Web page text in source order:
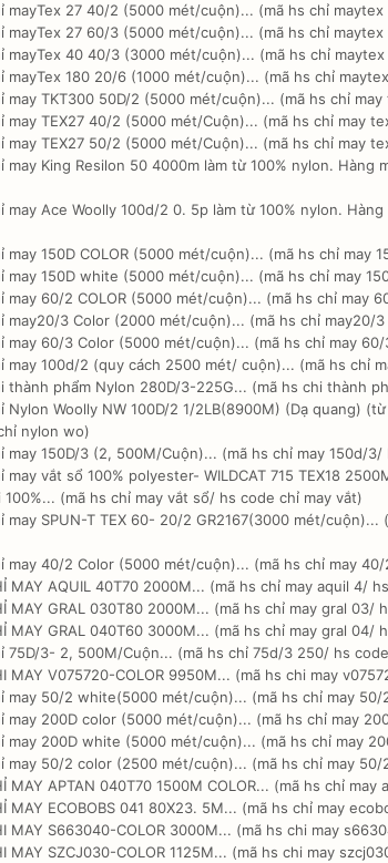
mayTex 27 40/2 (5000 mét/cuộn)... (mã hs chỉ
mayTex 27 60/3 (5000 mét/cuộn)... (mã hs chỉ
mayTex 40 40/3 (3000 mét/cuộn)... (mã hs chỉ
mayTex 180 20/6 (1000 mét/cuộn)... (mã hs chỉ
may TKT300 50D/2 (5000 mét/cuộn)... (mã hs chỉ
may TEX27 40/2 (5000 mét/Cuộn)... (mã hs chỉ may
may TEX27 50/2 (5000 mét/Cuộn)... (mã hs chỉ may
may King Resilon 50 4000m làm từ 100% nylon. Hàng
may Ace Woolly 100d/2 0. 5p làm từ 100% nylon.
may 150D COLOR (5000 mét/cuộn)... (mã hs chỉ may
may 150D white (5000 mét/cuộn)... (mã hs chỉ may
may 60/2 COLOR (5000 mét/cuộn)... (mã hs chỉ may
may20/3 Color (2000 mét/cuộn)... (mã hs chỉ may20/
may 60/3 Color (5000 mét/cuộn)... (mã hs chỉ may
may 100d/2 (quy cách 2500 mét/ cuộn)... (mã hs chỉ
thành phẩm Nylon 280D/3-225G... (mã hs chi thành
Nylon Woolly NW 100D/2 1/2LB(8900M) (Dạ quang)
nylon wo)
may 150D/3 (2, 500M/Cuộn)... (mã hs chỉ may 150d/
may vắt sổ 100% polyester- WILDCAT 715 TEX18
(mã hs chỉ may vắt sổ/ hs code chỉ may vắt)
may SPUN-T TEX 60- 20/2 GR2167(3000 mét/
may 40/2 Color (5000 mét/cuộn)... (mã hs chỉ may
MAY AQUIL 40T70 2000M... (mã hs chỉ may aquil 4/
MAY GRAL 030T80 2000M... (mã hs chỉ may gral 03/
MAY GRAL 040T60 3000M... (mã hs chỉ may gral 04/
75D/3- 2, 500M/Cuộn... (mã hs chỉ 75d/3 250/ hs
MAY V075720-COLOR 9950M... (mã hs chi may
may 50/2 white(5000 mét/cuộn)... (mã hs chỉ may
may 200D color (5000 mét/cuộn)... (mã hs chỉ may
may 200D white (5000 mét/cuộn)... (mã hs chỉ may
may 50/2 color (2500 mét/cuộn)... (mã hs chỉ may
MAY APTAN 040T70 1500M COLOR... (mã hs chỉ
MAY ECOBOBS 041 80X23. 5M... (mã hs chỉ may
MAY S663040-COLOR 3000M... (mã hs chi may
MAY SZCJ030-COLOR 1125M... (mã hs chi may
NHẬN ƯU ĐÃI
NHÀ TÀI